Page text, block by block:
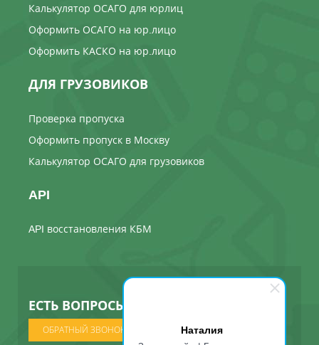
Наталия
Калькулятор ОСАГО для юрлиц
Оформить ОСАГО на юр.лицо
Оформить КАСКО на юр.лицо
ДЛЯ ГРУЗОВИКОВ
Проверка пропуска
Оформить пропуск в Москву
Калькулятор ОСАГО для грузовиков
API
API восстановления КБМ
ЕСТЬ ВОПРОСЫ ? МЫ ПОЗВОНИМ
ОБРАТНЫЙ ЗВОНОК